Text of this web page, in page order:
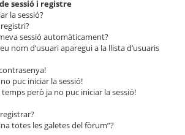
sessió i registre
la sessió?
sessió automàticament?
nom d’usuari aparegui a la llista d’usuaris
puc iniciar la sessió!
però ja no puc iniciar la sessió!
totes les galetes del fòrum”?